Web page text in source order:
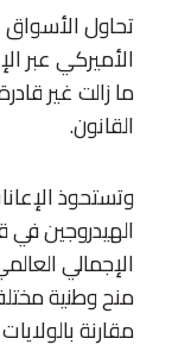
تحاول
الأميركي عبر
ما زالت غير
القانون.
وتستحوذ
الإجمالي
منح وطنية
مقارنة